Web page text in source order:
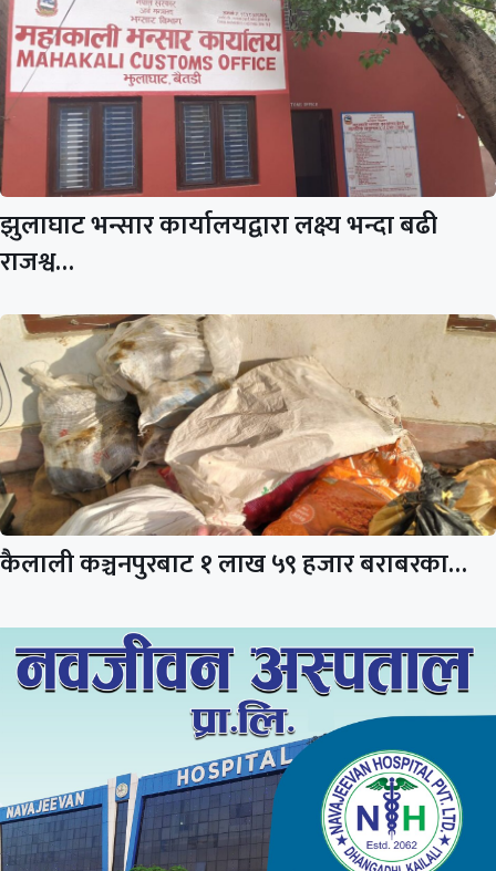
झुलाघाट भन्सार कार्यालयद्वारा लक्ष्य भन्दा बढी
राजश्व…
कैलाली कञ्चनपुरबाट १ लाख ५९ हजार बराबरका…